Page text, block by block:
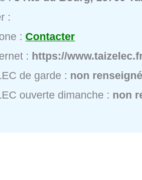
:
:Contacter
: https://
de garde : non renseigné
ouverte dimanche : non